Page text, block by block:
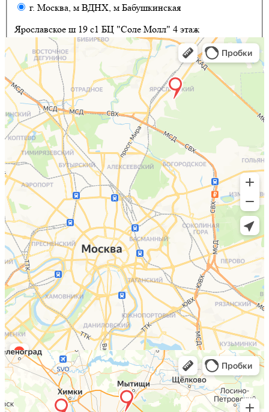
г. Москва, м ВДНХ, м Бабушкинская
Ярославское ш 19 с1 БЦ "Соле Молл" 4 этаж